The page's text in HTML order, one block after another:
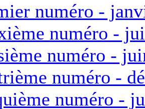
numéro -
numéro -
numéro -
numéro -
numéro -